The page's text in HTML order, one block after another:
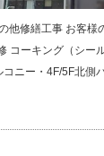
修繕工事 お客様
コーキング（シー
コニー・4F/5F北